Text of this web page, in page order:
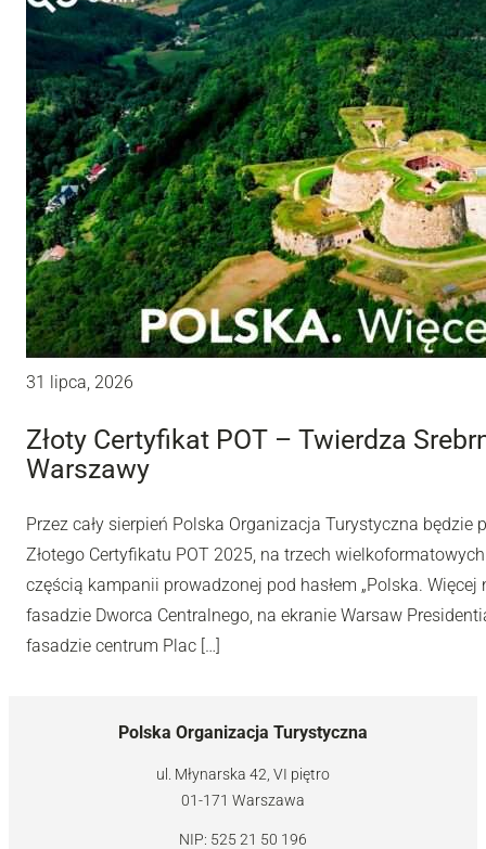
31 lipca, 2026
Złoty Certyfikat POT – Twierdza
Warszawy
Przez cały sierpień Polska Organizacja Turystyczna
Złotego Certyfikatu POT 2025, na trzech
częścią kampanii prowadzonej pod hasłem „Polska.
fasadzie Dworca Centralnego, na ekranie Warsaw
fasadzie centrum Plac […]
Polska Organizacja Turystyczna
ul. Młynarska 42, VI piętro
01-171 Warszawa
NIP: 525 21 50 196